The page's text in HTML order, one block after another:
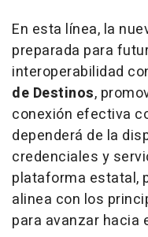
En esta línea, la
preparada para
interoperabilidad
de Destinos,
conexión efectiva
dependerá de la
credenciales y
plataforma estatal,
alinea con los
para avanzar hacia